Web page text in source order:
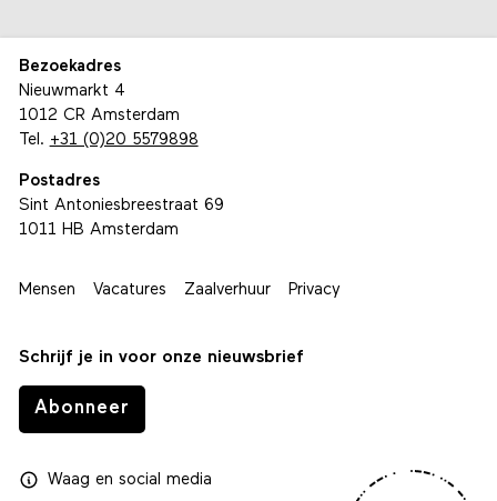
Bezoekadres
Nieuwmarkt 4
1012 CR Amsterdam
Tel. +31 (0)20 5579898
Postadres
Sint Antoniesbreestraat 69
1011 HB Amsterdam
Mensen Vacatures Zaalverhuur Privacy
Schrijf je in voor onze nieuwsbrief
Abonneer
Waagen social media